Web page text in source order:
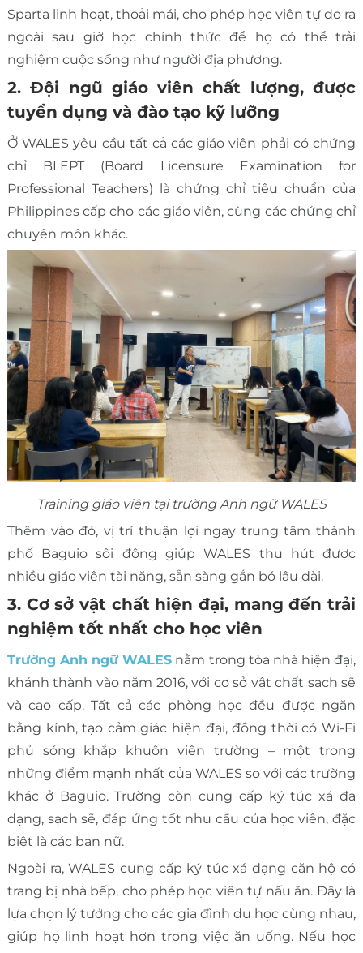
Sparta linh hoạt, thoải mái, cho phép học viên tự do ra
ngoài sau giờ học chính thức để họ có thể trải
nghiệm cuộc sống như người địa phương.
2. Đội ngũ giáo viên chất lượng, được
tuyển dụng và đào tạo kỹ lưỡng
Ở WALES yêu cầu tất cả các giáo viên phải có chứng
chỉ BLEPT (Board Licensure Examination for
Professional Teachers) là chứng chỉ tiêu chuẩn của
Philippines cấp cho các giáo viên, cùng các chứng chỉ
chuyên môn khác.
Training giáo viên tại trường Anh ngữ WALES
Thêm vào đó, vị trí thuận lợi ngay trung tâm thành
phố Baguio sôi động giúp WALES thu hút được
nhiều giáo viên tài năng, sẵn sàng gắn bó lâu dài.
3. Cơ sở vật chất hiện đại, mang đến trải
nghiệm tốt nhất cho học viên
Trường Anh ngữ WALES nằm trong tòa nhà hiện đại,
khánh thành vào năm 2016, với cơ sở vật chất sạch sẽ
và cao cấp. Tất cả các phòng học đều được ngăn
bằng kính, tạo cảm giác hiện đại, đồng thời có Wi-Fi
phủ sóng khắp khuôn viên trường – một trong
những điểm mạnh nhất của WALES so với các trường
khác ở Baguio. Trường còn cung cấp ký túc xá đa
dạng, sạch sẽ, đáp ứng tốt nhu cầu của học viên, đặc
biệt là các bạn nữ.
Ngoài ra, WALES cung cấp ký túc xá dạng căn hộ có
trang bị nhà bếp, cho phép học viên tự nấu ăn. Đây là
lựa chọn lý tưởng cho các gia đình du học cùng nhau,
giúp họ linh hoạt hơn trong việc ăn uống. Nếu học